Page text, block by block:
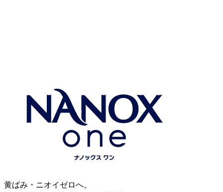
黄ばみ・ニオイゼロへ。